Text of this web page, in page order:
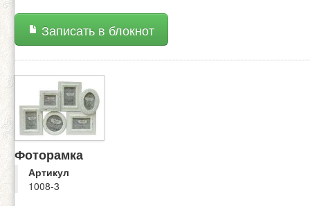
Записать в блокнот
Фоторамка
Артикул
1008-3